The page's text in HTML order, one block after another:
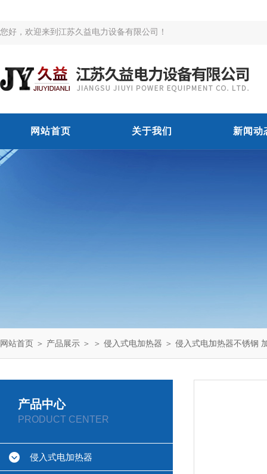
您好，欢迎来到江苏久益电力设备有限公司！
网站首页 关于我们 新闻动
网站首页 ＞ 产品展示 ＞ ＞ 侵入式电加热器 ＞ 侵入式电加热器不锈钢
产品中心
PRODUCT CENTER
侵入式电加热器